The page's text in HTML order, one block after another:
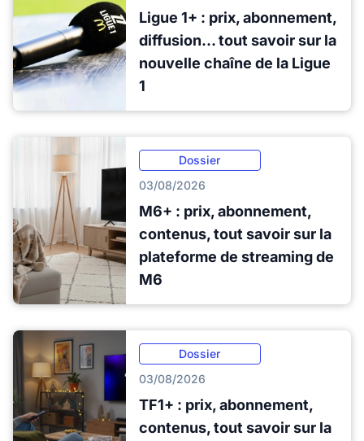
Ligue 1+ : prix, abonnement,
diffusion... tout savoir sur la
nouvelle chaîne de la Ligue
1
Dossier
03/08/2026
M6+ : prix, abonnement,
contenus, tout savoir sur la
plateforme de streaming de
M6
Dossier
03/08/2026
TF1+ : prix, abonnement,
contenus, tout savoir sur la